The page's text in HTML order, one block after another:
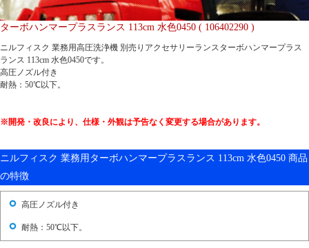
ターボハンマープラスランス 113cm 水色0450 ( 106402290 )
ニルフィスク 業務用高圧洗浄機 別売りアクセサリーランスターボハンマープラス
ランス 113cm 水色0450です。
高圧ノズル付き
耐熱：50℃以下。
※開発・改良により、仕様・外観は予告なく変更する場合があります。
ニルフィスク 業務用ターボハンマープラスランス 113cm 水色0450 商品
の特徴
高圧ノズル付き
耐熱：50℃以下。